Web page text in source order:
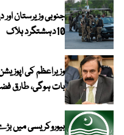
جنوبی وزیرستان اور
10دہشتگرد ہلاک
وزیراعظم کی
بات ہوگی، طارق
بیوروکریسی میں